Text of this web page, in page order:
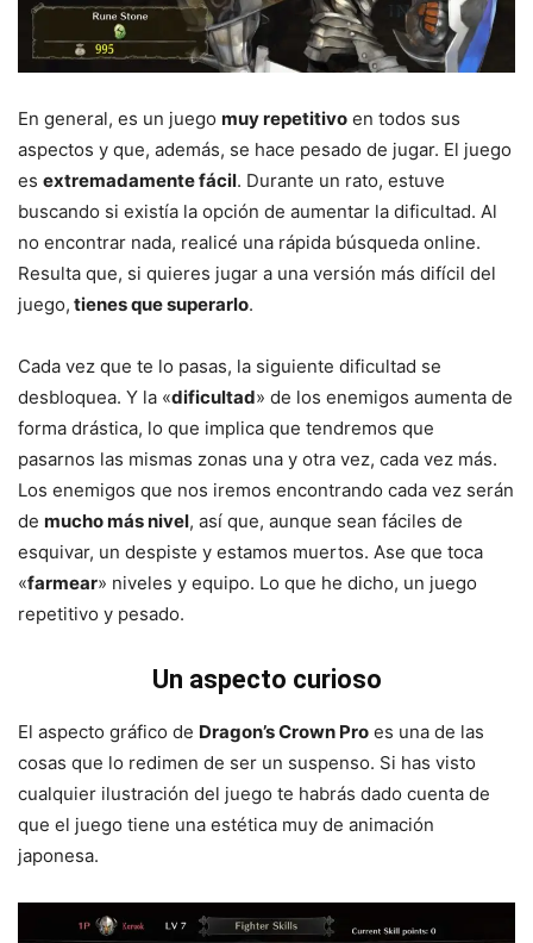
En general, es un juego muy repetitivo en todos sus
aspectos y que, además, se hace pesado de jugar. El juego
es extremadamente fácil. Durante un rato, estuve
buscando si existía la opción de aumentar la dificultad. Al
no encontrar nada, realicé una rápida búsqueda online.
Resulta que, si quieres jugar a una versión más difícil del
juego, tienes que superarlo.
Cada vez que te lo pasas, la siguiente dificultad se
desbloquea. Y la «dificultad» de los enemigos aumenta de
forma drástica, lo que implica que tendremos que
pasarnos las mismas zonas una y otra vez, cada vez más.
Los enemigos que nos iremos encontrando cada vez serán
de mucho más nivel, así que, aunque sean fáciles de
esquivar, un despiste y estamos muertos. Ase que toca
«farmear» niveles y equipo. Lo que he dicho, un juego
repetitivo y pesado.
Un aspecto curioso
El aspecto gráfico de Dragon’s Crown Pro es una de las
cosas que lo redimen de ser un suspenso. Si has visto
cualquier ilustración del juego te habrás dado cuenta de
que el juego tiene una estética muy de animación
japonesa.